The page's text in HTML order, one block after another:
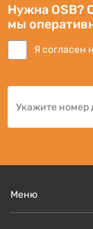
Нужна OSB?
мы
Я согласен
Меню